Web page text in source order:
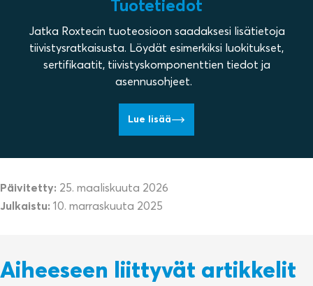
Tuotetiedot
Jatka Roxtecin tuoteosioon saadaksesi lisätietoja
tiivistysratkaisusta. Löydät esimerkiksi luokitukset,
sertifikaatit, tiivistyskomponenttien tiedot ja
asennusohjeet.
Lue lisää
Päivitetty: 25. maaliskuuta 2026
Julkaistu: 10. marraskuuta 2025
Aiheeseen liittyvät artikkelit